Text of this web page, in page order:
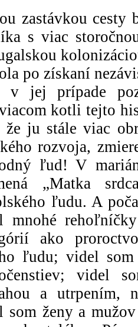
zastávkou cesty
s viac
po získaní
v jej prípade
kotli tejto
že ju stále viac
rozvoja,
ľud! V
„Matka
ľudu. A
mnohé
ako
ľudu; videl som
videl
a utrpením,
som ženy a